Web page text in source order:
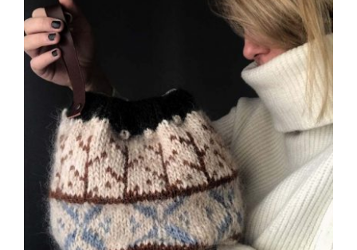
Carrito
Mi cuenta